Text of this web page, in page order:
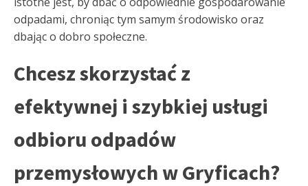
odpadami, chroniąc tym samym środowisko oraz
dbając o dobro społeczne.
Chcesz skorzystać z
efektywnej i szybkiej usługi
odbioru odpadów
przemysłowych w Gryficach?